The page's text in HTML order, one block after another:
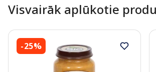
Visvairāk aplūkotie
-25%